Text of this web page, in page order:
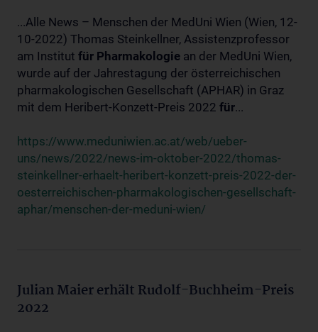
...Alle News – Menschen der MedUni Wien (Wien, 12-
10-2022) Thomas Steinkellner, Assistenzprofessor
am Institut für Pharmakologie an der MedUni Wien,
wurde auf der Jahrestagung der österreichischen
pharmakologischen Gesellschaft (APHAR) in Graz
mit dem Heribert-Konzett-Preis 2022 für...
https://www.meduniwien.ac.at/web/ueber-
uns/news/2022/news-im-oktober-2022/thomas-
steinkellner-erhaelt-heribert-konzett-preis-2022-der-
oesterreichischen-pharmakologischen-gesellschaft-
aphar/menschen-der-meduni-wien/
Julian Maier erhält Rudolf-Buchheim-Preis
2022